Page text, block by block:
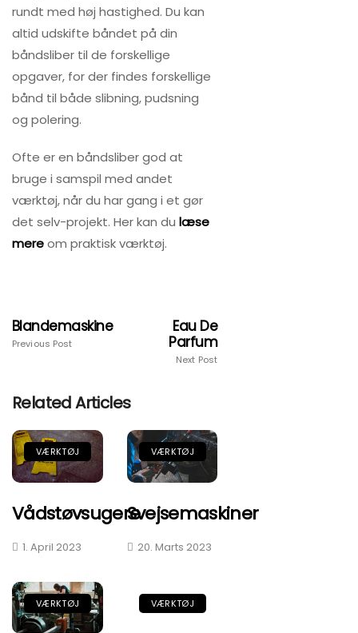
rundt med høj hastighed. Du kan
altid udskifte båndet på din
båndsliber til de forskellige
opgaver, for der findes forskellige
bånd til både slibning, pudsning
og polering.
Ofte er en båndsliber god at
bruge i samspil med andet
værktøj, når du har gang i et gør
det selv-projekt. Her kan du læse
mereom praktisk værktøj.
Blandemaskine
Previous Post
Eau De
Parfum
Next Post
Related Articles
VÆRKTØJ
Vådstøvsugere
1. April 2023
VÆRKTØJ
Svejsemaskiner
20. Marts 2023
VÆRKTØJ VÆRKTØJ